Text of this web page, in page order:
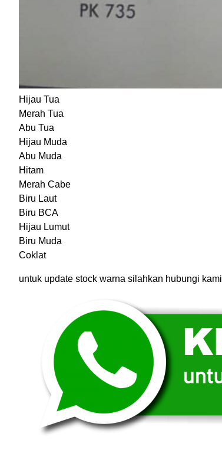
Hijau Tua
Merah Tua
Abu Tua
Hijau Muda
Abu Muda
Hitam
Merah Cabe
Biru Laut
Biru BCA
Hijau Lumut
Biru Muda
Coklat
untuk update stock warna silahkan hubungi kami